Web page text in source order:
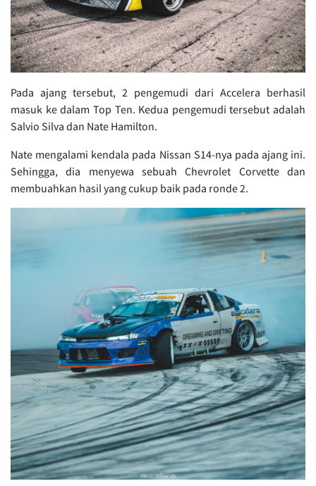
Pada ajang tersebut, 2 pengemudi dari Accelera berhasil
masuk ke dalam Top Ten. Kedua pengemudi tersebut adalah
Salvio Silva dan Nate Hamilton.
Nate mengalami kendala pada Nissan S14-nya pada ajang ini.
Sehingga, dia menyewa sebuah Chevrolet Corvette dan
membuahkan hasil yang cukup baik pada ronde 2.